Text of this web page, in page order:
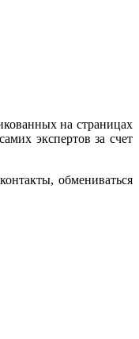
на страницах
экспертов за счет
обмениваться